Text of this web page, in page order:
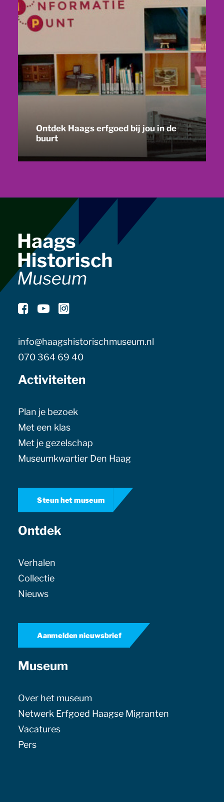
Ontdek Haags erfgoed bij jou in de
buurt
info@haagshistorischmuseum.nl
070 364 69 40
Activiteiten
Plan je bezoek
Met een klas
Met je gezelschap
Museumkwartier Den Haag
Steun het museum
Ontdek
Verhalen
Collectie
Nieuws
Aanmelden nieuwsbrief
Museum
Over het museum
Netwerk Erfgoed Haagse Migranten
Vacatures
Pers